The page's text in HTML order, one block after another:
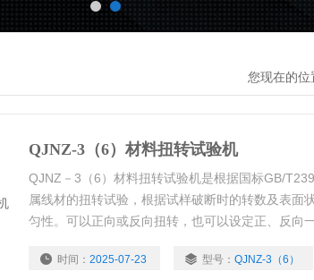
您现在的位
QJNZ-3（6）材料扭转试验机
QJNZ－3（6）材料扭转试验机是根据国标GB/
属线材的扭转试验，根据试样破断时的转数及表面
匀性。可以正向或反向扭转，也可以设定正、反向
解股试验功能。
时间： 2025-07-23 型号： QJNZ-3（6）